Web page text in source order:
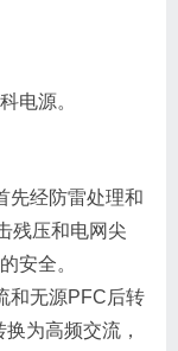
电源。
先经防雷处理和
残压和电网尖
安全。
和无源PFC后转
为高频交流，